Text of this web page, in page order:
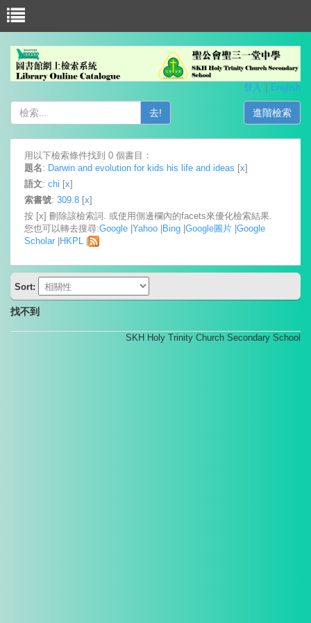
登入 English
去! 進階檢索
用以下檢索條件找到 0 個書目：
題名: Darwin and evolution for kids his life and ideas [x]
語文: chi [x]
索書號: 309.8 [x]
按 [x] 刪除該檢索詞. 或使用側邊欄內的facets來優化檢索結果.
您也可以轉去搜尋:Google |Yahoo |Bing |Google圖片 |Google
Scholar |HKPL |
Sort:
找不到
SKH Holy Trinity Church Secondary School